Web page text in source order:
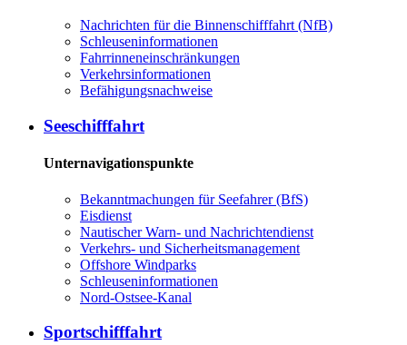
Nachrichten für die Binnenschifffahrt (NfB)
Schleuseninformationen
Fahrrinneneinschränkungen
Verkehrsinformationen
Befähigungsnachweise
Seeschifffahrt
Unternavigationspunkte
Bekanntmachungen für Seefahrer (BfS)
Eisdienst
Nautischer Warn- und Nachrichtendienst
Verkehrs- und Sicherheitsmanagement
Offshore Windparks
Schleuseninformationen
Nord-Ostsee-Kanal
Sportschifffahrt